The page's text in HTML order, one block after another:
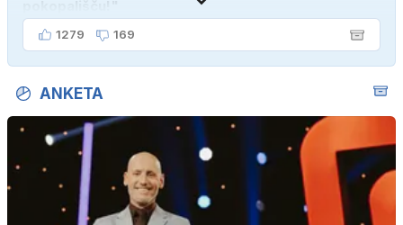
1279 169
ANKETA